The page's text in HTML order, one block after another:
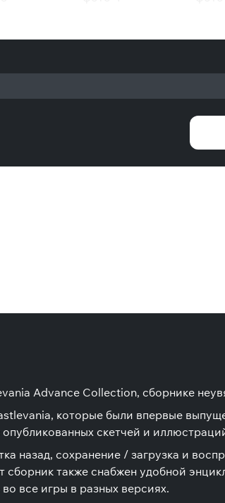
Advance Collection, сборнике
которые были впервые
скетчей и
назад, сохранение / загрузка и
сборник также снабжен удобной
все игры в разных версиях.